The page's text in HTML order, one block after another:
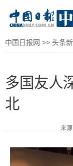
中国日报网 >> 头条
多国友人
北
来